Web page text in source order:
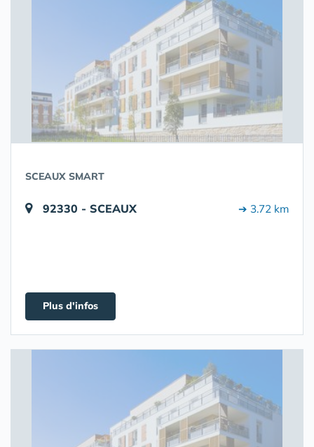
SCEAUX SMART
92330 - SCEAUX ➔ 3.72 km
Plus d'infos